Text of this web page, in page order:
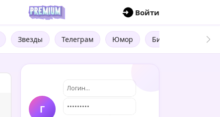
Войти
Звезды Телеграм Юмор Бизнес
Г